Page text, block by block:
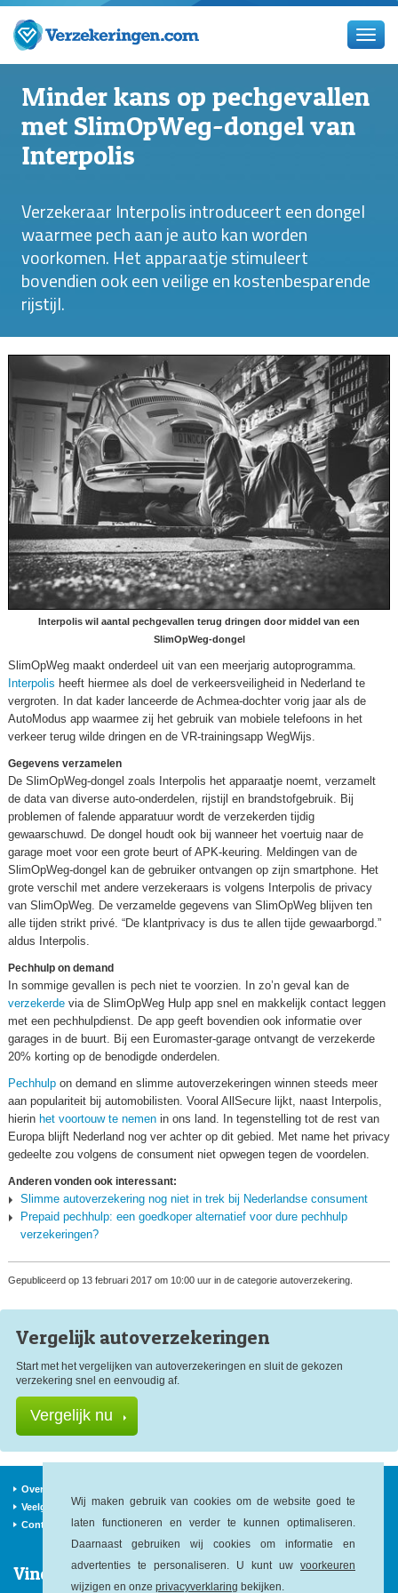
Wij maken gebruik van cookies om de website goed te
laten functioneren en verder te kunnen optimaliseren.
Daarnaast gebruiken wij cookies om informatie en
advertenties te personaliseren. U kunt uw voorkeuren
wijzigen en onze privacyverklaring bekijken.
Minder kans op pechgevallen
met SlimOpWeg-dongel van
Interpolis
Verzekeraar Interpolis introduceert een dongel
waarmee pech aan je auto kan worden
voorkomen. Het apparaatje stimuleert
bovendien ook een veilige en kostenbesparende
rijstijl.
Interpolis wil aantal pechgevallen terug dringen door middel van een
SlimOpWeg-dongel
SlimOpWeg maakt onderdeel uit van een meerjarig autoprogramma.
Interpolis heeft hiermee als doel de verkeersveiligheid in Nederland te
vergroten. In dat kader lanceerde de Achmea-dochter vorig jaar als de
AutoModus app waarmee zij het gebruik van mobiele telefoons in het
verkeer terug wilde dringen en de VR-trainingsapp WegWijs.
Gegevens verzamelen
De SlimOpWeg-dongel zoals Interpolis het apparaatje noemt, verzamelt
de data van diverse auto-onderdelen, rijstijl en brandstofgebruik. Bij
problemen of falende apparatuur wordt de verzekerden tijdig
gewaarschuwd. De dongel houdt ook bij wanneer het voertuig naar de
garage moet voor een grote beurt of APK-keuring. Meldingen van de
SlimOpWeg-dongel kan de gebruiker ontvangen op zijn smartphone. Het
grote verschil met andere verzekeraars is volgens Interpolis de privacy
van SlimOpWeg. De verzamelde gegevens van SlimOpWeg blijven ten
alle tijden strikt privé. “De klantprivacy is dus te allen tijde gewaarborgd.”
aldus Interpolis.
Pechhulp on demand
In sommige gevallen is pech niet te voorzien. In zo’n geval kan de
verzekerde via de SlimOpWeg Hulp app snel en makkelijk contact leggen
met een pechhulpdienst. De app geeft bovendien ook informatie over
garages in de buurt. Bij een Euromaster-garage ontvangt de verzekerde
20% korting op de benodigde onderdelen.
Pechhulp on demand en slimme autoverzekeringen winnen steeds meer
aan populariteit bij automobilisten. Vooral AllSecure lijkt, naast Interpolis,
hierin het voortouw te nemen in ons land. In tegenstelling tot de rest van
Europa blijft Nederland nog ver achter op dit gebied. Met name het privacy
gedeelte zou volgens de consument niet opwegen tegen de voordelen.
Anderen vonden ook interessant:
Slimme autoverzekering nog niet in trek bij Nederlandse consument
Prepaid pechhulp: een goedkoper alternatief voor dure pechhulp
verzekeringen?
Gepubliceerd op 13 februari 2017 om 10:00 uur in de categorie autoverzekering.
Vergelijk autoverzekeringen
Start met het vergelijken van autoverzekeringen en sluit de gekozen
verzekering snel en eenvoudig af.
Vergelijk nu
Over ons
Veelgestelde vragen
Begrippen
Sitemap
Contact
Vind ons op: